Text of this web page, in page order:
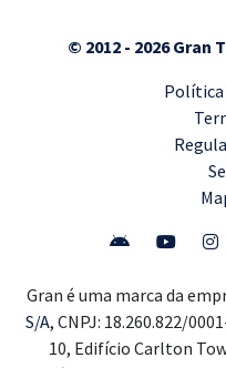
© 2012 - 2026 Gran
Política
Gran é uma marca da
S/A, CNPJ: 18.260.822/
10, Edifício Carlton